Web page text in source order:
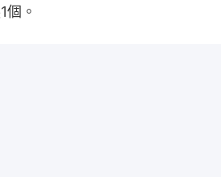
個。